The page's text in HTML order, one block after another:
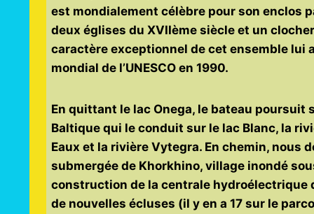
est mondialement célèbre pour son enclos
deux églises du XVIIème siècle et un
caractère exceptionnel de cet ensemble lui
mondial de l’UNESCO en 1990.
En quittant le lac Onega, le bateau poursuit
Baltique qui le conduit sur le lac Blanc, la
Eaux et la rivière Vytegra. En chemin, nous
submergée de Khorkhino, village inondé
construction de la centrale hydroélectrique
de nouvelles écluses (il y en a 17 sur le